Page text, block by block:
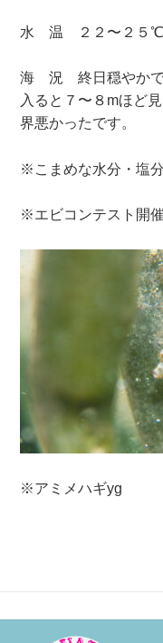
水 温 ２２〜２５℃
海 況 終日穏やかで
入ると７〜８mほど
界悪かったです。
※こまめな水分・塩
※エビコンテスト開
※アミメハギyg